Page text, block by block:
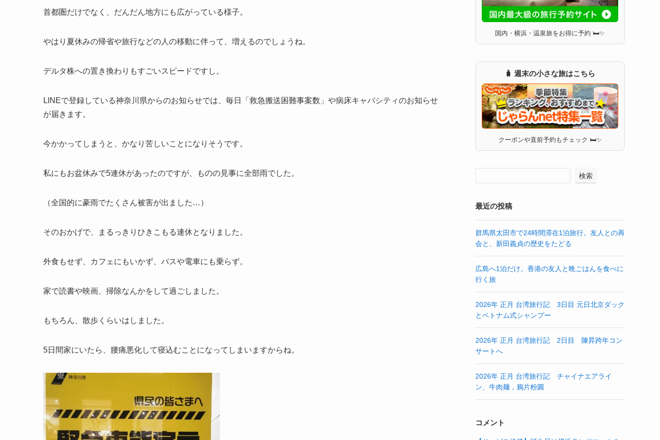
首都圏だけでなく、だんだん地方にも広がっている様子。
やはり夏休みの帰省や旅行などの人の移動に伴って、増えるのでしょうね。
デルタ株への置き換わりもすごいスピードですし。
LINEで登録している神奈川県からのお知らせでは、毎日「救急搬送困難事案数」や病床キャパシティのお知らせ
が届きます。
今かかってしまうと、かなり苦しいことになりそうです。
私にもお盆休みで5連休があったのですが、ものの見事に全部雨でした。
（全国的に豪雨でたくさん被害が出ました…）
そのおかげで、まるっきりひきこもる連休となりました。
外食もせず、カフェにもいかず、バスや電車にも乗らず。
家で読書や映画、掃除なんかをして過ごしました。
もちろん、散歩くらいはしました。
5日間家にいたら、腰痛悪化して寝込むことになってしまいますからね。
国内・横浜・温泉旅をお得に予約 🛏✨
🧳 週末の小さな旅はこちら
クーポンや直前予約もチェック 🛏✨
検索
最近の投稿
群馬県太田市で24時間滞在1泊旅行。友人との再
会と、新田義貞の歴史をたどる
広島へ1泊だけ。香港の友人と晩ごはんを食べに
行く旅
2026年 正月 台湾旅行記 3日目 元日北京ダック
とベトナム式シャンプー
2026年 正月 台湾旅行記 2日目 陳昇跨年コン
サートへ
2026年 正月 台湾旅行記 チャイナエアライ
ン、牛肉麺，鴉片粉圓
コメント